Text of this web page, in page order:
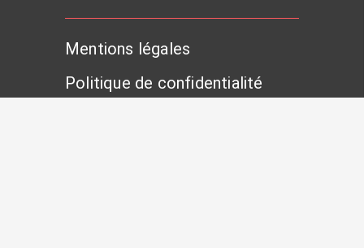
Mentions légales
Politique de confidentialité